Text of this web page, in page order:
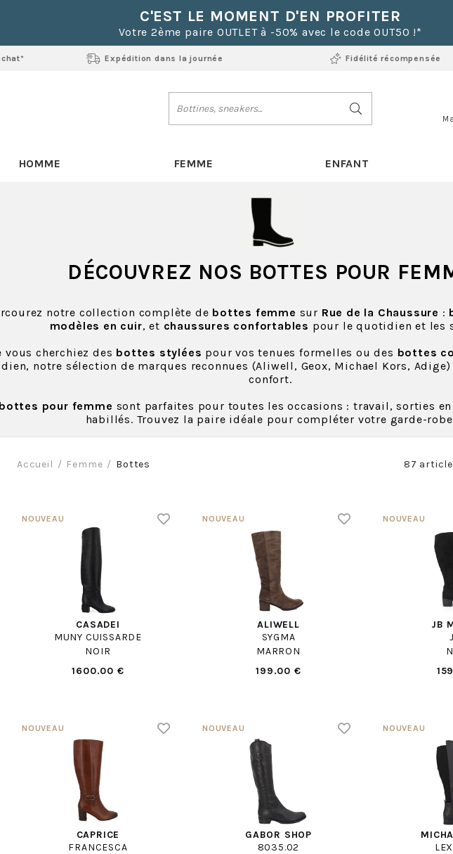
C'EST LE MOMENT D'EN PROFITER
Votre 2ème paire OUTLET à -50% avec le code OUT50 !*
Expédition dans la journée Fidélité récompensée
HOMME FEMME ENFANT
DÉCOUVREZ NOS BOTTES POUR
notre collection complète de bottes femme sur Rue de la Chaussure :
modèles en cuir, et chaussures confortables pour le quotidien et les
vous cherchiez des bottes stylées pour vos tenues formelles ou des bottes
notre sélection de marques reconnues (Aliwell, Geox, Michael Kors,
confort.
bottes pour femme sont parfaites pour toutes les occasions : travail, sorties
habillés. Trouvez la paire idéale pour compléter votre garde-
Accueil Femme Bottes 87
CASADEI
MUNY CUISSARDE
NOIR
1600.00 €
ALIWELL
SYGMA
MARRON
199.00 €
JB
CAPRICE
FRANCESCA
GABOR SHOP
8035.02